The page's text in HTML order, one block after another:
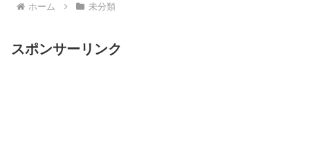
ホーム 未分類
スポンサーリンク